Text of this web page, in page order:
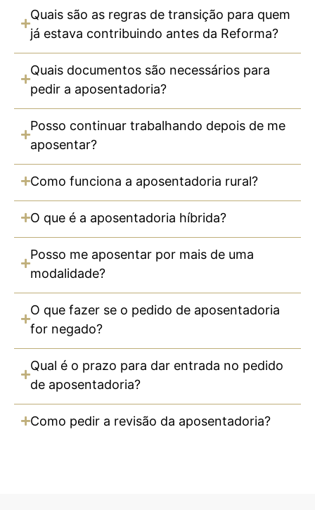
Quais são as regras de transição para quem
já estava contribuindo antes da Reforma?
Quais documentos são necessários para
pedir a aposentadoria?
Posso continuar trabalhando depois de me
aposentar?
Como funciona a aposentadoria rural?
O que é a aposentadoria híbrida?
Posso me aposentar por mais de uma
modalidade?
O que fazer se o pedido de aposentadoria
for negado?
Qual é o prazo para dar entrada no pedido
de aposentadoria?
Como pedir a revisão da aposentadoria?